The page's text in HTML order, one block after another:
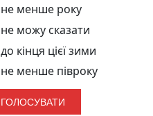
не менше року
не можу сказати
до кінця цієї зими
не менше півроку